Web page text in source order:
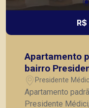
Apartamento
bairro
de Ribeirão
Presidente
Apartamento
Presidente